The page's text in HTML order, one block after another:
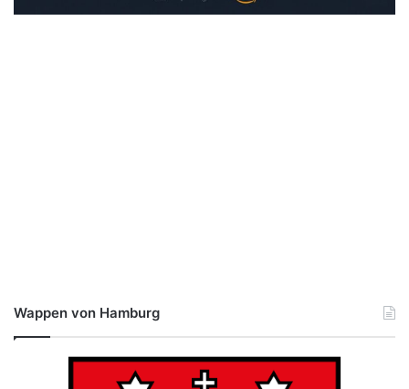
Wappen von Hamburg